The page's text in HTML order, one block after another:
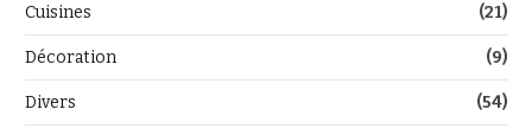
Cuisines (21)
Décoration (9)
Divers (54)